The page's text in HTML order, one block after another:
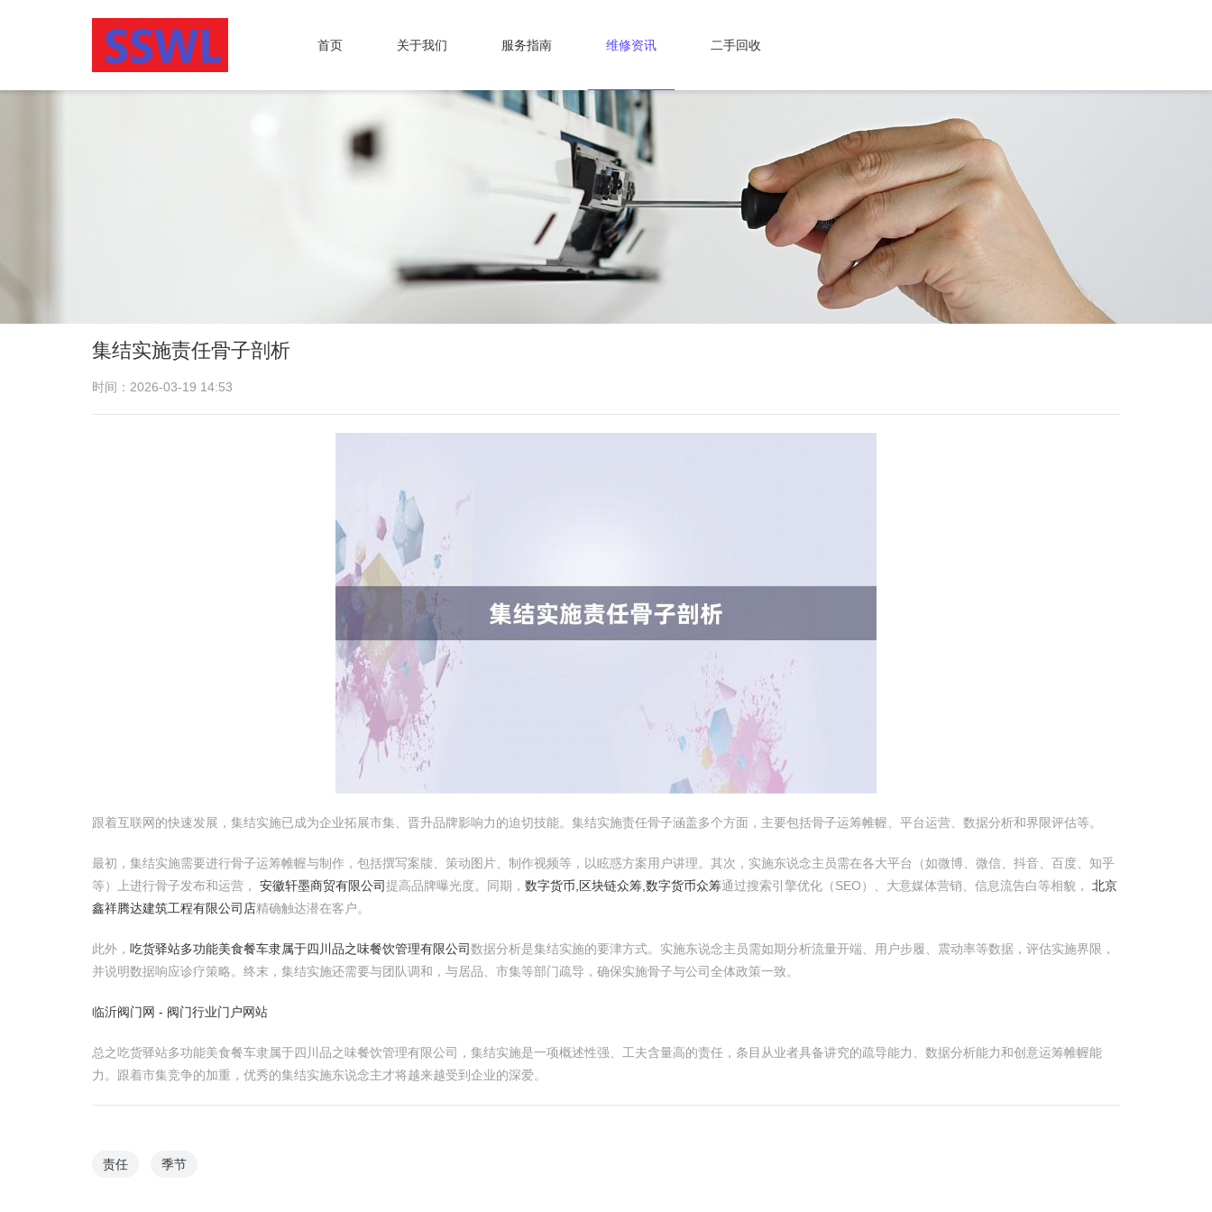
首页 关于我们 服务指南 维修资讯 二手回收
集结实施责任骨子剖析
时间：2026-03-19 14:53
跟着互联网的快速发展，集结实施已成为企业拓展市集、晋升品牌影响力的迫切技能。集结实施责任骨子涵盖多个方面，主要包括骨子运筹帷幄、平台运营、数据分析和界限评估等。
最初，集结实施需要进行骨子运筹帷幄与制作，包括撰写案牍、策动图片、制作视频等，以眩惑方案用户讲理。其次，实施东说念主员需在各大平台（如微博、微信、抖音、百度、知乎
等）上进行骨子发布和运营， 安徽轩墨商贸有限公司提高品牌曝光度。同期， 数字货币,区块链众筹,数字货币众筹通过搜索引擎优化（SEO）、大意媒体营销、信息流告白等相貌， 北京
鑫祥腾达建筑工程有限公司店精确触达潜在客户。
此外， 吃货驿站多功能美食餐车隶属于四川品之味餐饮管理有限公司数据分析是集结实施的要津方式。实施东说念主员需如期分析流量开端、用户步履、震动率等数据，评估实施界限，
并说明数据响应诊疗策略。终末，集结实施还需要与团队调和，与居品、市集等部门疏导，确保实施骨子与公司全体政策一致。
临沂阀门网 - 阀门行业门户网站
总之吃货驿站多功能美食餐车隶属于四川品之味餐饮管理有限公司，集结实施是一项概述性强、工夫含量高的责任，条目从业者具备讲究的疏导能力、数据分析能力和创意运筹帷幄能
力。跟着市集竞争的加重，优秀的集结实施东说念主才将越来越受到企业的深爱。
责任 季节